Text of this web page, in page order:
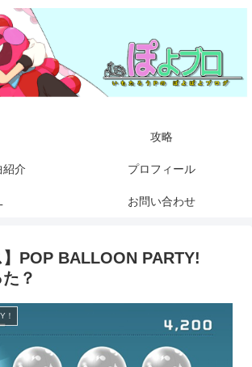
攻略
紹介 プロフィール
お問い合わせ
】POP BALLOON PARTY!
？
！